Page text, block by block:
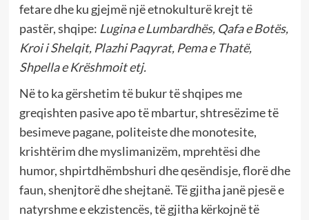
fetare dhe ku gjejmë një etnokulturë krejt të
pastër, shqipe: Lugina e Lumbardhës, Qafa e Botës,
Kroi i Shelqit, Plazhi Paqyrat, Pema e Thatë,
Shpella e Krëshmoit etj.
Në to ka gërshetim të bukur të shqipes me
greqishten pasive apo të mbartur, shtresëzime të
besimeve pagane, politeiste dhe monotesite,
krishtërim dhe myslimanizëm, mprehtësi dhe
humor, shpirtdhëmbshuri dhe qesëndisje, florë dhe
faun, shenjtorë dhe shejtanë. Të gjitha janë pjesë e
natyrshme e ekzistencës, të gjitha kërkojnë të